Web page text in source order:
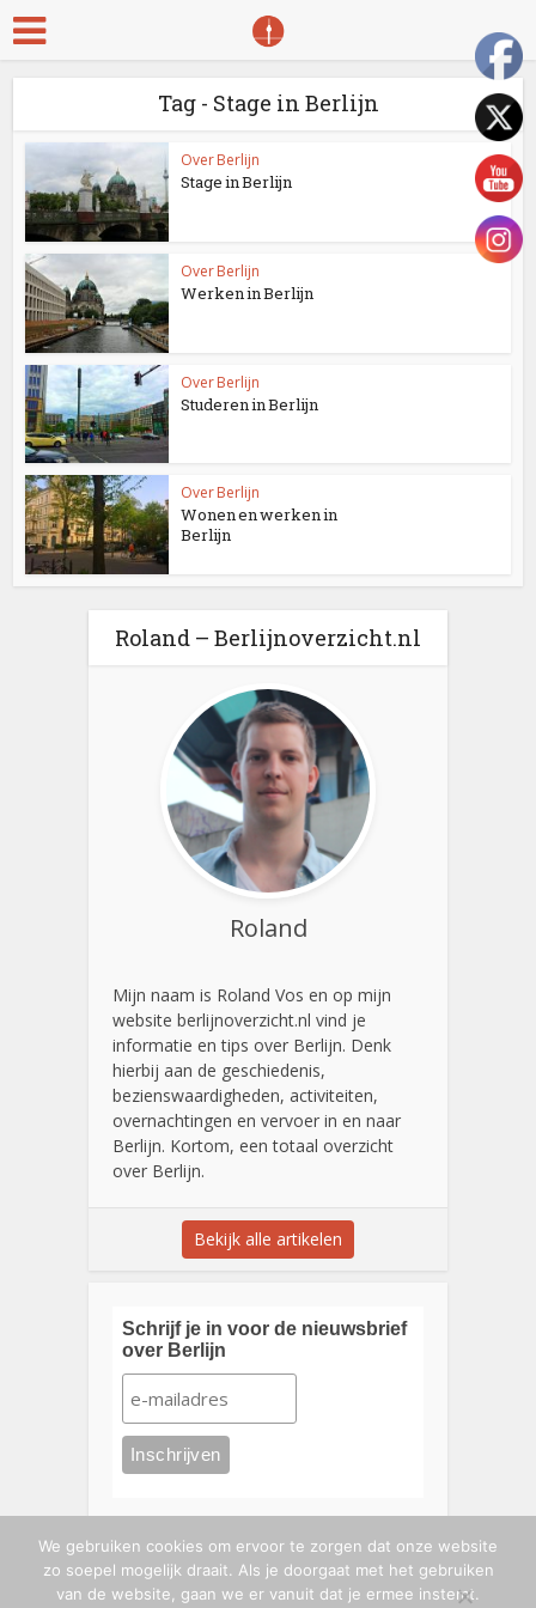
Tag - Stage in Berlijn
Over Berlijn
Stage in Berlijn
Over Berlijn
Werken in Berlijn
Over Berlijn
Studeren in Berlijn
Over Berlijn
Wonen en werken in
Berlijn
Roland – Berlijnoverzicht.nl
Roland
Mijn naam is Roland Vos en op mijn
website berlijnoverzicht.nl vind je
informatie en tips over Berlijn. Denk
hierbij aan de geschiedenis,
bezienswaardigheden, activiteiten,
overnachtingen en vervoer in en naar
Berlijn. Kortom, een totaal overzicht
over Berlijn.
Bekijk alle artikelen
Schrijf je in voor de nieuwsbrief
over Berlijn
We gebruiken cookies om ervoor te zorgen dat onze website
zo soepel mogelijk draait. Als je doorgaat met het gebruiken
van de website, gaan we er vanuit dat je ermee instemt.